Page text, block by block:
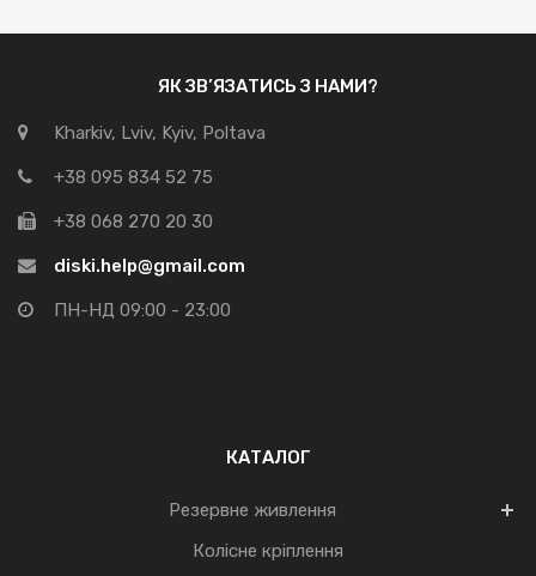
ЯК ЗВ’ЯЗАТИСЬ З НАМИ?
Kharkiv, Lviv, Kyiv, Poltava
+38 095 834 52 75
+38 068 270 20 30
diski.help@gmail.com
ПН-НД 09:00 - 23:00
КАТАЛОГ
Резервне живлення
Колісне кріплення